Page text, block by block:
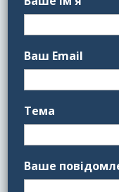
Ваш Email
Тема
Ваше